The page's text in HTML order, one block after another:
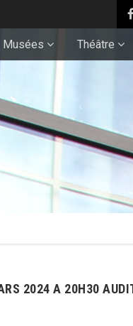
Musées Théâtre
2024 A 20H30